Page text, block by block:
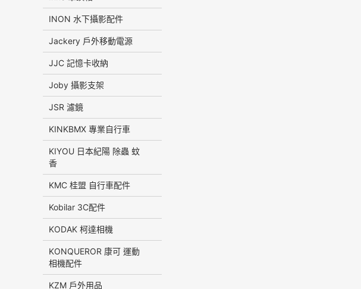
INON 水下攝影配件
Jackery 戶外移動電源
JJC 記憶卡收納
Joby 攝影支架
JSR 濾鏡
KINKBMX 專業自行車
KIYOU 日本紀陽 除蟲 蚊
香
KMC 桂盟 自行車配件
Kobilar 3C配件
KODAK 柯達相機
KONQUEROR 康可 運動
相機配件
KZM 戶外用品